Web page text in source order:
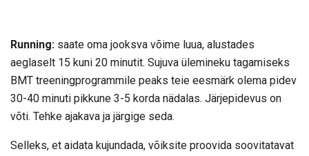
Running: saate oma jooksva võime luua, alustades
aeglaselt 15 kuni 20 minutit. Sujuva ülemineku tagamiseks
BMT treeningprogrammile peaks teie eesmärk olema pidev
30-40 minuti pikkune 3-5 korda nädalas. Järjepidevus on
võti. Tehke ajakava ja järgige seda.
Selleks, et aidata kujundada, võiksite proovida soovitatavat